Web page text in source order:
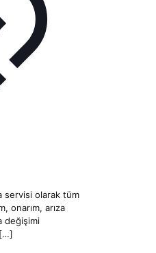
servisi olarak tüm
onarım, arıza
değişimi
[…]